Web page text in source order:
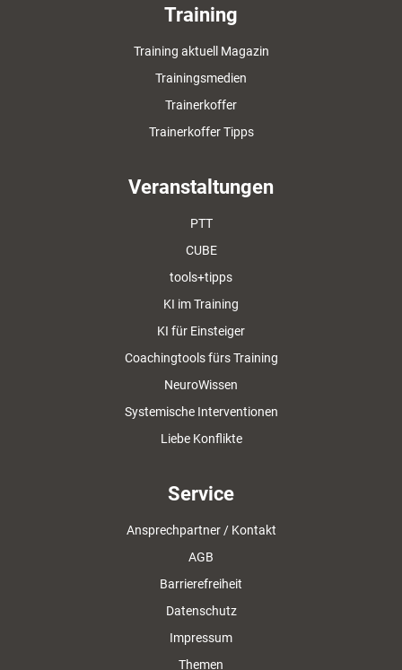
Training
Training aktuell Magazin
Trainingsmedien
Trainerkoffer
Trainerkoffer Tipps
Veranstaltungen
PTT
CUBE
tools+tipps
KI im Training
KI für Einsteiger
Coachingtools fürs Training
NeuroWissen
Systemische Interventionen
Liebe Konflikte
Service
Ansprechpartner / Kontakt
AGB
Barrierefreiheit
Datenschutz
Impressum
Themen